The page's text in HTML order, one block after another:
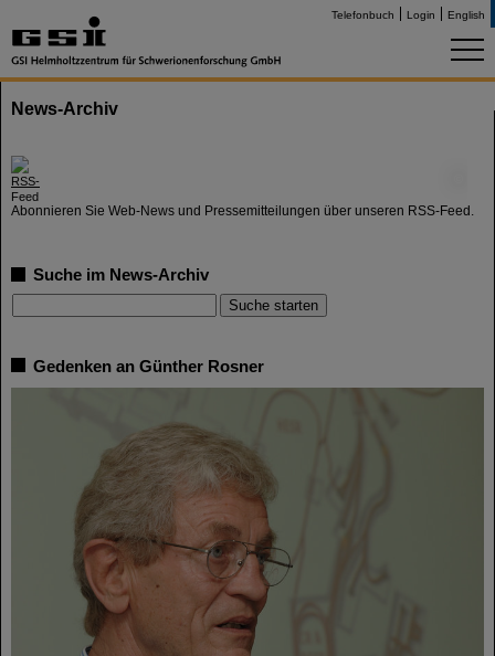
Telefonbuch Login English
News-Archiv
Abonnieren Sie Web-News und Pressemitteilungen über unseren RSS-Feed.
Suche im News-Archiv
Gedenken an Günther Rosner